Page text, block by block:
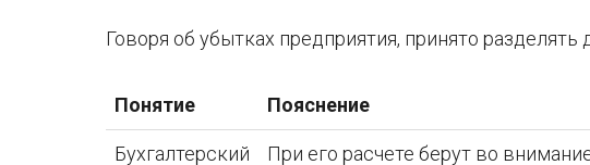
Говоря об убытках предприятия, принято
Понятие Пояснение
Бухгалтерский
При его расчете берут во